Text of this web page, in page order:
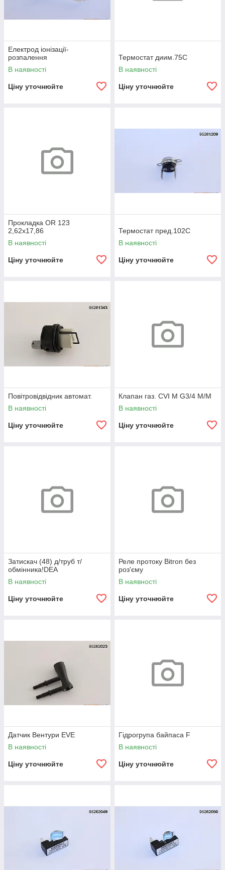
Електрод іонізації-
розпалення
В наявності
Ціну уточнюйте
Термостат диим.75C
В наявності
Ціну уточнюйте
Прокладка OR 123
2,62x17,86
В наявності
Ціну уточнюйте
Термостат пред.102С
В наявності
Ціну уточнюйте
Повітровідвідник автомат.
В наявності
Ціну уточнюйте
Клапан газ. CVI M G3/4 M/M
В наявності
Ціну уточнюйте
Затискач (48) д/труб т/
обмінника!DEA
В наявності
Ціну уточнюйте
Реле протоку Bitron без
роз'єму
В наявності
Ціну уточнюйте
Датчик Вентури EVE
В наявності
Ціну уточнюйте
Гідрогрупа байпаса F
В наявності
Ціну уточнюйте